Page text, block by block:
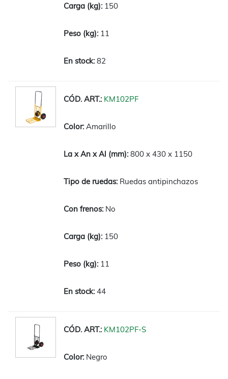
150
11
82
KM102PF
Amarillo
800 x 430 x 1150
Ruedas antipinchazos
No
150
11
44
KM102PF-S
Negro